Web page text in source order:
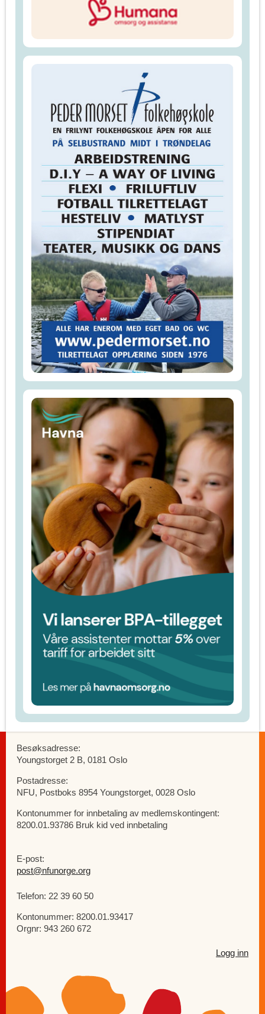
Besøksadresse:
Youngstorget 2 B, 0181 Oslo
Postadresse:
NFU, Postboks 8954 Youngstorget, 0028 Oslo
Kontonummer for innbetaling av medlemskontingent:
8200.01.93786 Bruk kid ved innbetaling
E-post:
post@nfunorge.org
Telefon: 22 39 60 50
Kontonummer: 8200.01.93417
Orgnr: 943 260 672
Logg inn